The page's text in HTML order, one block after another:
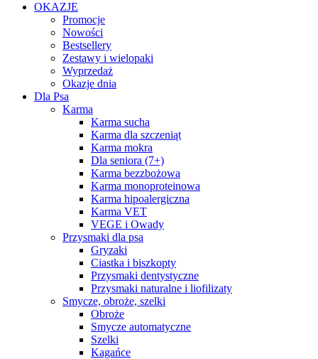
OKAZJE
Promocje
Nowości
Bestsellery
Zestawy i wielopaki
Wyprzedaż
Okazje dnia
Dla Psa
Karma
Karma sucha
Karma dla szczeniąt
Karma mokra
Dla seniora (7+)
Karma bezzbożowa
Karma monoproteinowa
Karma hipoalergiczna
Karma VET
VEGE i Owady
Przysmaki dla psa
Gryzaki
Ciastka i biszkopty
Przysmaki dentystyczne
Przysmaki naturalne i liofilizaty
Smycze, obroże, szelki
Obroże
Smycze automatyczne
Szelki
Kagańce